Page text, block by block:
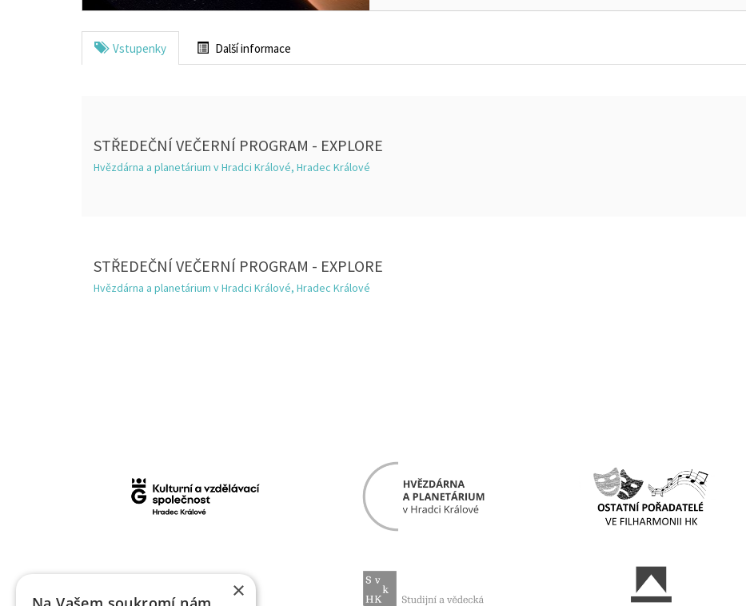
Vstupenky Další informace
STŘEDEČNÍ VEČERNÍ PROGRAM - EXPLORE
Hvězdárna a planetárium v Hradci Králové, Hradec Králové
STŘEDEČNÍ VEČERNÍ PROGRAM - EXPLORE
Hvězdárna a planetárium v Hradci Králové, Hradec Králové
×